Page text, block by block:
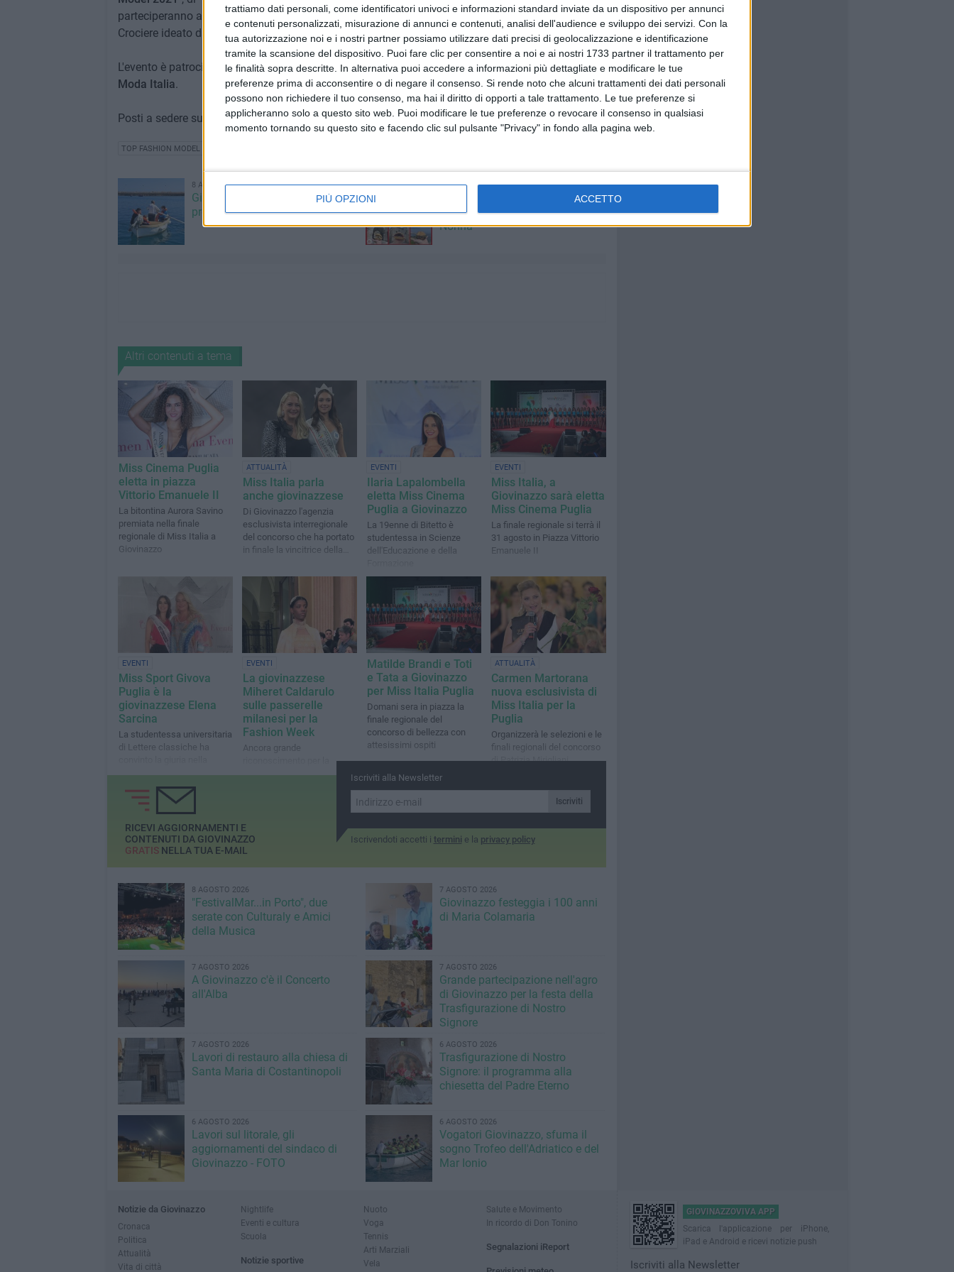
trattiamo dati personali, come identificatori univoci e informazioni standard inviate da un dispositivo per annunci
e contenuti personalizzati, misurazione di annunci e contenuti, analisi dell'audience e sviluppo dei servizi. Con la
tua autorizzazione noi e i nostri partner possiamo utilizzare dati precisi di geolocalizzazione e identificazione
tramite la scansione del dispositivo. Puoi fare clic per consentire a noi e ai nostri 1733 partner il trattamento per
le finalità sopra descritte. In alternativa puoi accedere a informazioni più dettagliate e modificare le tue
preferenze prima di acconsentire o di negare il consenso. Si rende noto che alcuni trattamenti dei dati personali
possono non richiedere il tuo consenso, ma hai il diritto di opporti a tale trattamento. Le tue preferenze si
applicheranno solo a questo sito web. Puoi modificare le tue preferenze o revocare il consenso in qualsiasi
momento tornando su questo sito e facendo clic sul pulsante "Privacy" in fondo alla pagina web.
PIÙ OPZIONI ACCETTO
parteciperanno alla crocieraTOP Fashion Cruise , il format moda in navigazione con Costa
Crociere ideato da Carmen Martorana.
L'evento è patrocinato daCittà di Giovinazzo ,L.I.L.T. Lega Italiana Lotta Tumori Sez. Bat.,Ufficio
Moda Italia.
Posti a sedere su invito (è obbligatorio esibire il green pass o certificato tampone).
TOP FASHION MODEL
8 AGOSTO 2026
Giovinazzo Estate 2026: il
programma di sabato 8 agosto
8 AGOSTO 2026
Il 10 ed l'11 agosto a Giovinazzo
c'è la Sagra del Panino della
Nonna
Altri contenuti a tema
Miss Cinema Puglia
eletta in piazza
Vittorio Emanuele II
La bitontina Aurora Savino
premiata nella finale
regionale di Miss Italia a
Giovinazzo
ATTUALITÀ
Miss Italia parla
anche giovinazzese
Di Giovinazzo l'agenzia
esclusivista interregionale
del concorso che ha portato
in finale la vincitrice della
EVENTI
Ilaria Lapalombella
eletta Miss Cinema
Puglia a Giovinazzo
La 19enne di Bitetto è
studentessa in Scienze
dell'Educazione e della
EVENTI
Miss Italia, a
Giovinazzo sarà eletta
Miss Cinema Puglia
La finale regionale si terrà il
31 agosto in Piazza Vittorio
Emanuele II
EVENTI
Miss Sport Givova
Puglia è la
giovinazzese Elena
Sarcina
La studentessa universitaria
di Lettere classiche ha
serata di piazza Cavour a
EVENTI
La giovinazzese
Miheret Caldarulo
sulle passerelle
milanesi per la
Fashion Week
Ancora grande
Carmen Martorana Eventi
Matilde Brandi e Toti
e Tata a Giovinazzo
per Miss Italia Puglia
Domani sera in piazza la
finale regionale del
concorso di bellezza con
attesissimi ospiti
ATTUALITÀ
Carmen Martorana
nuova esclusivista di
Miss Italia per la
Puglia
Organizzerà le selezioni e le
finali regionali del concorso
di Patrizia Mirigliani
Iscriviti alla Newsletter
Iscriviti
Iscrivendoti accetti i termini e la privacy policy
RICEVI AGGIORNAMENTI E
CONTENUTI DA GIOVINAZZO
GRATISNELLA TUA E-MAIL
8 AGOSTO 2026
"FestivalMar...in Porto", due
serate con Culturaly e Amici
della Musica
7 AGOSTO 2026
Giovinazzo festeggia i 100 anni
di Maria Colamaria
7 AGOSTO 2026
A Giovinazzo c'è il Concerto
all'Alba
7 AGOSTO 2026
Grande partecipazione nell'agro
di Giovinazzo per la festa della
Trasfigurazione di Nostro
Signore
7 AGOSTO 2026
Lavori di restauro alla chiesa di
Santa Maria di Costantinopoli
6 AGOSTO 2026
Trasfigurazione di Nostro
Signore: il programma alla
chiesetta del Padre Eterno
6 AGOSTO 2026
Lavori sul litorale, gli
aggiornamenti del sindaco di
Giovinazzo - FOTO
6 AGOSTO 2026
Vogatori Giovinazzo, sfuma il
sogno Trofeo dell'Adriatico e del
Mar Ionio
Notizie da Giovinazzo
Cronaca
Politica
Attualità
Vita di città
Nightlife
Eventi e cultura
Scuola
Notizie sportive
Nuoto
Voga
Tennis
Arti Marziali
Vela
Salute e Movimento
In ricordo di Don Tonino
Segnalazioni iReport
GIOVINAZZOVIVA APP
Scarica l'applicazione per iPhone,
iPad e Android e ricevi notizie push
Iscriviti alla Newsletter